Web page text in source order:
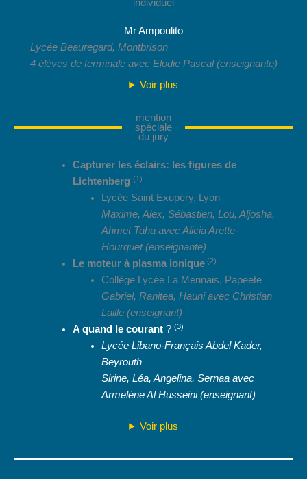
individuel
Mr Ampoulito
Lycée Beauregard, Montbrison
4 élèves de terminale avec Elodie Pascal (enseignante)
Voir plus
mention
spéciale
du jury
Capturer les éclairs: les figures de
Lichtenberg (1)
Lycée Saint Exupéry, Lyon
Maxime, Alex, Sébastien, Lou, Aljosha,
Ahmet Taha avec Alicia Arette-
Hourquet(enseignante)
Le moteur à plasma ionique (2)
Collège Lycée La Mennais, Papeete
Gabriel, Ranitea, Hauni avec Christian
Laille (enseignant)
A quand le courant? (3)
Lycée Libano-Français Abdel Kader,
Beyrouth
Sirine, Léa, Angelina, Sernaa avec
Armelène Al Husseini (enseignant)
Voir plus